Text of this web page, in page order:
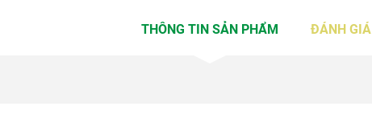
THÔNG TIN SẢN PHẨM ĐÁNH GIÁ